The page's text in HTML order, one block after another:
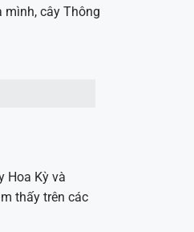
mình, cây Thông
Hoa Kỳ và
thấy trên các